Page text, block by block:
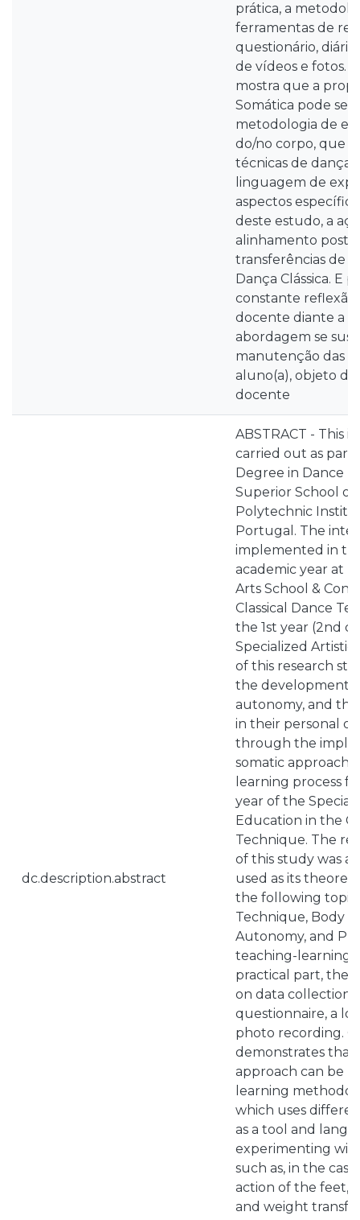
prática, a
ferramentas de
questionário,
de vídeos e fotos.
mostra que a
Somática pode ser
metodologia de
do/no corpo, que
técnicas de dança
linguagem de
aspectos
deste estudo, a
alinhamento
transferências de
Dança Clássica. E
constante reflexão
docente diante a
abordagem se
manutenção das
aluno(a), objeto
docente
dc.description.abstract
ABSTRACT - This
carried out as part
Degree in Dance
Superior School of
Polytechnic
Portugal. The
implemented in
academic year at
Arts School &
Classical Dance
the 1st year (2nd
Specialized
of this research
the development
autonomy, and
in their personal
through the
somatic approach
learning process
year of the
Education in the
Technique. The
of this study was
used as its
the following
Technique, Body
Autonomy, and
teaching-learning
practical part, the
on data collection
questionnaire, a
photo recording.
demonstrates that
approach can be
learning
which uses
as a tool and
experimenting
such as, in the
action of the feet,
and weight